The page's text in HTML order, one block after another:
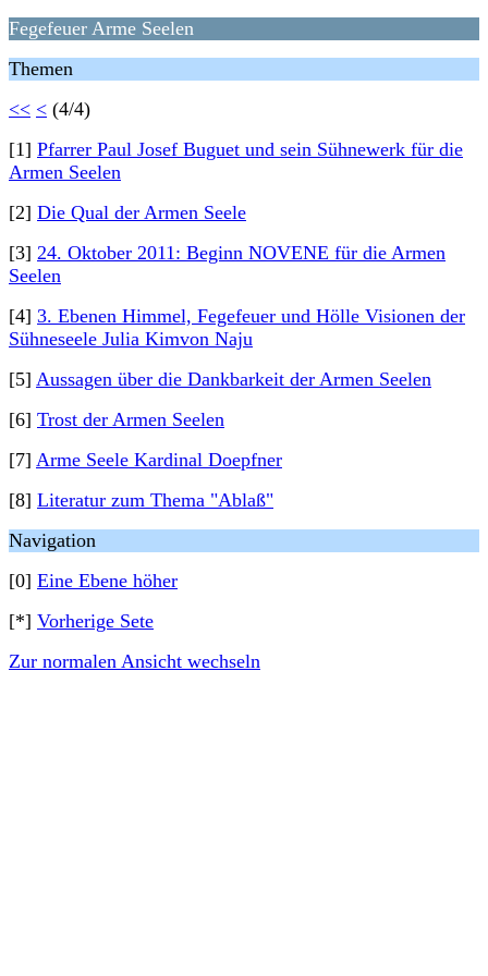
Fegefeuer Arme Seelen
Themen
<< < (4/4)
[1] Pfarrer Paul Josef Buguet und sein Sühnewerk für die
Armen Seelen
[2] Die Qual der Armen Seele
[3] 24. Oktober 2011: Beginn NOVENE für die Armen
Seelen
[4] 3. Ebenen Himmel, Fegefeuer und Hölle Visionen der
Sühneseele Julia Kimvon Naju
[5] Aussagen über die Dankbarkeit der Armen Seelen
[6] Trost der Armen Seelen
[7] Arme Seele Kardinal Doepfner
[8] Literatur zum Thema "Ablaß"
Navigation
[0] Eine Ebene höher
[*] Vorherige Sete
Zur normalen Ansicht wechseln